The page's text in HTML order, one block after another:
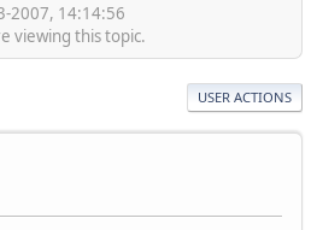
2007, 14:14:56
viewing this topic.
USER ACTIONS